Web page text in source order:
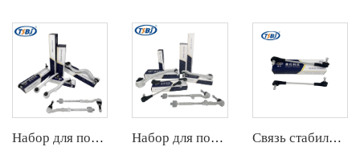
Набор для подвески Набор для подвески Связь стабилизатора